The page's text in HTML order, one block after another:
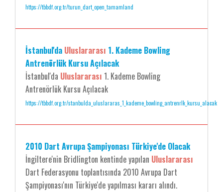
https://tbbdf.org.tr/turun_dart_open_tamamland
İstanbul'da Uluslararası 1. Kademe Bowling
Antrenörlük Kursu Açılacak
İstanbul'da Uluslararası 1. Kademe Bowling
Antrenörlük Kursu Açılacak
https://tbbdf.org.tr/stanbulda_uluslararas_1_kademe_bowling_antrenrlk_kursu_alacak
2010 Dart Avrupa Şampiyonası Türkiye'de Olacak
İngiltere'nin Bridlington kentinde yapılan Uluslararası
Dart Federasyonu toplantısında 2010 Avrupa Dart
Şampiyonası'nın Türkiye'de yapılması kararı alındı.